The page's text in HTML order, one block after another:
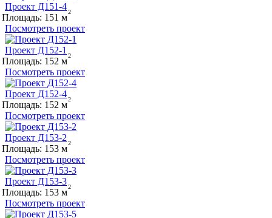
Проект Д151-4
Площадь: 151
Посмотреть проект
Проект Д152-1
Площадь: 152
Посмотреть проект
Проект Д152-4
Площадь: 152
Посмотреть проект
Проект Д153-2
Площадь: 153
Посмотреть проект
Проект Д153-3
Площадь: 153
Посмотреть проект